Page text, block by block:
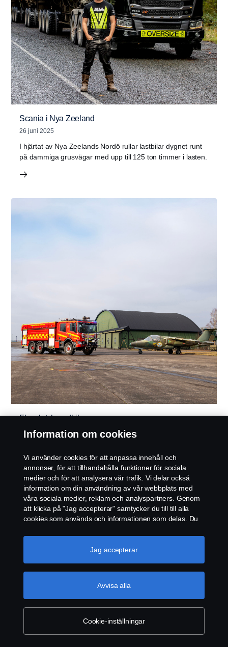
Scania i Nya Zeeland
26 juni 2025
I hjärtat av Nya Zeelands Nordö rullar lastbilar dygnet runt
på dammiga grusvägar med upp till 125 ton timmer i lasten.
Flygplatsbrandbil
25 juni 2025
uppdrag bland invånarna – men också flyghaverier.
Information om cookies
Vi använder cookies för att anpassa innehåll och
annonser, för att tillhandahålla funktioner för sociala
medier och för att analysera vår trafik. Vi delar också
information om din användning av vår webbplats med
våra sociala medier, reklam och analyspartners. Genom
att klicka på "Jag accepterar" samtycker du till till alla
cookies som används och informationen som delas. Du
"Cookie-inställningar" och välja de kategorier du vill
acceptera. För en mer detaljerad förklaring av hur vi
Cookie-inställningar
Avvisa alla
Jag accepterar